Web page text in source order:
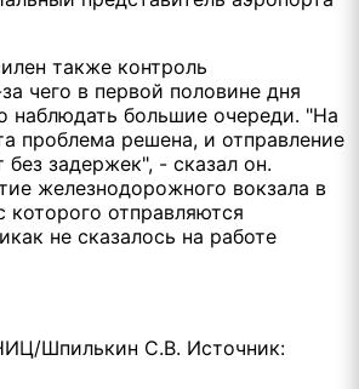
также контроль
чего в первой половине дня
наблюдать большие очереди. "На
проблема решена, и отправление
без задержек", - сказал он.
железнодорожного вокзала в
которого отправляются
не сказалось на работе
Шпилькин С.В. Источник: